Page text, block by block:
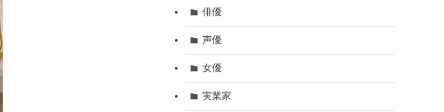
俳優
声優
女優
実業家